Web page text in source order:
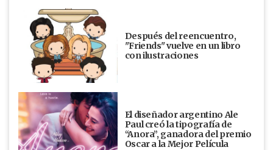
Después del reencuentro,
"Friends" vuelve en un libro
con ilustraciones
El diseñador argentino Ale
Paul creó la tipografía de
“Anora”, ganadora del premio
Oscar a la Mejor Película